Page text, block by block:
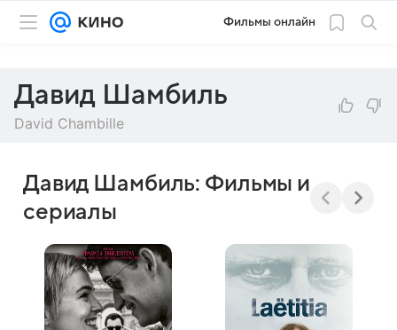
Фильмы онлайн
Давид Шамбиль
David Chambille
Давид Шамбиль: Фильмы и
сериалы